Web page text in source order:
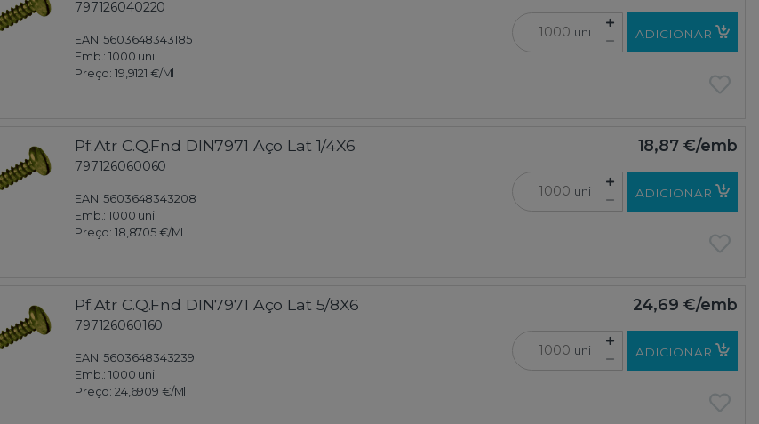
797126040220
EAN: 5603648343185
Emb.:1000 uni
Preço: 19,9121 €/Ml
uni ADICIONAR
Pf.Atr C.Q.Fnd DIN7971 Aço Lat 1/4X6
797126060060
EAN: 5603648343208
Emb.:1000 uni
Preço: 18,8705 €/Ml
18,87 €/emb
uni ADICIONAR
Pf.Atr C.Q.Fnd DIN7971 Aço Lat 5/8X6
797126060160
EAN: 5603648343239
Emb.:1000 uni
Preço: 24,6909 €/Ml
24,69 €/emb
uni ADICIONAR